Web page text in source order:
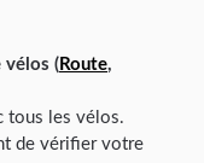
vélos ( Route,
tous les vélos.
de vérifier votre